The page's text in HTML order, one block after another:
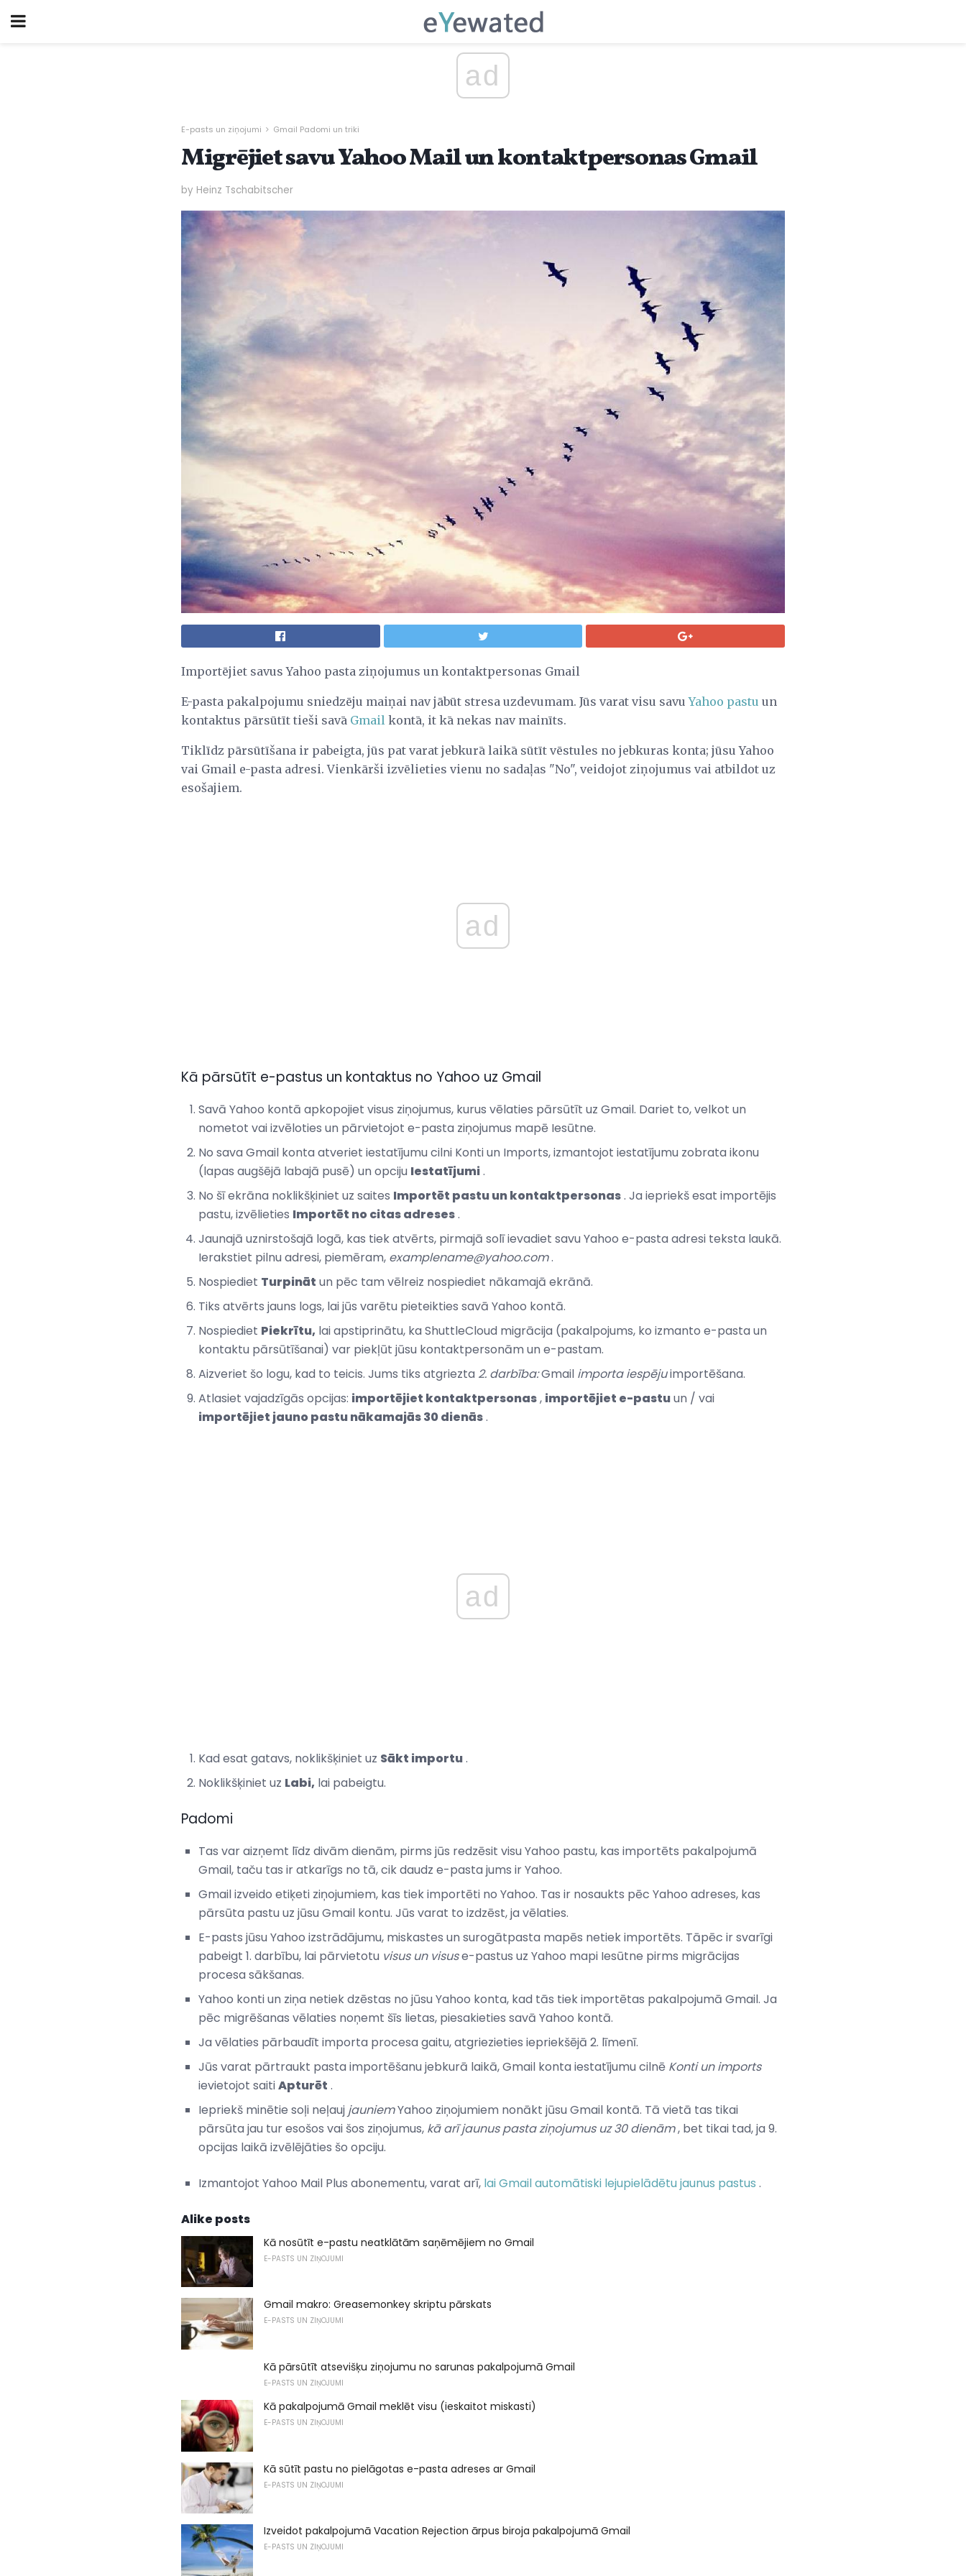
ad
E-pasts un ziņojumi Gmail Padomi un triki
Migrējiet savu Yahoo Mail un kontaktpersonas Gmail
by Heinz Tschabitscher
Importējiet savus Yahoo pasta ziņojumus un kontaktpersonas Gmail
E-pasta pakalpojumu sniedzēju maiņai nav jābūt stresa uzdevumam. Jūs varat visu savuYahoo pastu un
kontaktus pārsūtīt tieši savā Gmail kontā, it kā nekas nav mainīts.
Tiklīdz pārsūtīšana ir pabeigta, jūs pat varat jebkurā laikā sūtīt vēstules no jebkuras konta; jūsu Yahoo
vai Gmail e-pasta adresi. Vienkārši izvēlieties vienu no sadaļas "No", veidojot ziņojumus vai atbildot uz
esošajiem.
ad
Kā pārsūtīt e-pastus un kontaktus no Yahoo uz Gmail
Savā Yahoo kontā apkopojiet visus ziņojumus, kurus vēlaties pārsūtīt uz Gmail. Dariet to, velkot un
nometot vai izvēloties un pārvietojot e-pasta ziņojumus mapē Iesūtne.
No sava Gmail konta atveriet iestatījumu cilni Konti un Imports, izmantojot iestatījumu zobrata ikonu
(lapas augšējā labajā pusē) un opciju Iestatījumi.
No šī ekrāna noklikšķiniet uz saites Importēt pastu un kontaktpersonas. Ja iepriekš esat importējis
pastu, izvēlieties Importēt no citas adreses.
Jaunajā uznirstošajā logā, kas tiek atvērts, pirmajā solī ievadiet savu Yahoo e-pasta adresi teksta laukā.
Ierakstiet pilnu adresi, piemēram, examplename@yahoo.com.
Nospiediet Turpināt un pēc tam vēlreiz nospiediet nākamajā ekrānā.
Tiks atvērts jauns logs, lai jūs varētu pieteikties savā Yahoo kontā.
Nospiediet Piekrītu, lai apstiprinātu, ka ShuttleCloud migrācija (pakalpojums, ko izmanto e-pasta un
kontaktu pārsūtīšanai) var piekļūt jūsu kontaktpersonām un e-pastam.
Aizveriet šo logu, kad to teicis. Jums tiks atgriezta 2. darbība:Gmail importa iespējuimportēšana.
Atlasiet vajadzīgās opcijas: importējiet kontaktpersonas, importējiet e-pastuun / vai
importējiet jauno pastu nākamajās 30 dienās.
ad
Kad esat gatavs, noklikšķiniet uz Sākt importu.
Noklikšķiniet uz Labi, lai pabeigtu.
Padomi
Tas var aizņemt līdz divām dienām, pirms jūs redzēsit visu Yahoo pastu, kas importēts pakalpojumā
Gmail, taču tas ir atkarīgs no tā, cik daudz e-pasta jums ir Yahoo.
Gmail izveido etiķeti ziņojumiem, kas tiek importēti no Yahoo. Tas ir nosaukts pēc Yahoo adreses, kas
pārsūta pastu uz jūsu Gmail kontu. Jūs varat to izdzēst, ja vēlaties.
E-pasts jūsu Yahoo izstrādājumu, miskastes un surogātpasta mapēs netiek importēts. Tāpēc ir svarīgi
pabeigt 1. darbību, lai pārvietotu visus un visuse-pastus uz Yahoo mapi Iesūtne pirms migrācijas
procesa sākšanas.
Yahoo konti un ziņa netiek dzēstas no jūsu Yahoo konta, kad tās tiek importētas pakalpojumā Gmail. Ja
pēc migrēšanas vēlaties noņemt šīs lietas, piesakieties savā Yahoo kontā.
Ja vēlaties pārbaudīt importa procesa gaitu, atgriezieties iepriekšējā 2. līmenī.
Jūs varat pārtraukt pasta importēšanu jebkurā laikā, Gmail konta iestatījumu cilnē Konti un imports
ievietojot saitiApturēt .
Iepriekš minētie soļi neļauj jauniemYahoo ziņojumiem nonākt jūsu Gmail kontā. Tā vietā tas tikai
pārsūta jau tur esošos vai šos ziņojumus, kā arī jaunus pasta ziņojumus uz 30 dienām, bet tikai tad, ja 9.
opcijas laikā izvēlējāties šo opciju.
Izmantojot Yahoo Mail Plus abonementu, varat arī, lai Gmail automātiski lejupielādētu jaunus pastus .
Alike posts
Kā nosūtīt e-pastu neatklātām saņēmējiem no Gmail
E-PASTS UN ZIŅOJUMI
Gmail makro: Greasemonkey skriptu pārskats
E-PASTS UN ZIŅOJUMI
Kā pārsūtīt atsevišķu ziņojumu no sarunas pakalpojumā Gmail
E-PASTS UN ZIŅOJUMI
Kā pakalpojumā Gmail meklēt visu (ieskaitot miskasti)
E-PASTS UN ZIŅOJUMI
Kā sūtīt pastu no pielāgotas e-pasta adreses ar Gmail
E-PASTS UN ZIŅOJUMI
Izveidot pakalpojumā Vacation Rejection ārpus biroja pakalpojumā Gmail
E-PASTS UN ZIŅOJUMI